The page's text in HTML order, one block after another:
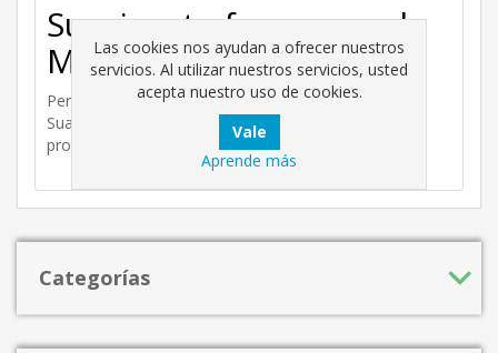
Suavizante frescor azul
Megalin de 4 litros.
Perfume agradable.
Suavizante para lavadora de alta calidad y acabado
profesional.
Categorías
Las cookies nos ayudan a ofrecer nuestros
servicios. Al utilizar nuestros servicios, usted
acepta nuestro uso de cookies.
Aprende más